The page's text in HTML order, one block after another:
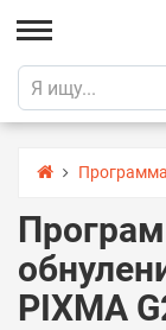
PIXMA